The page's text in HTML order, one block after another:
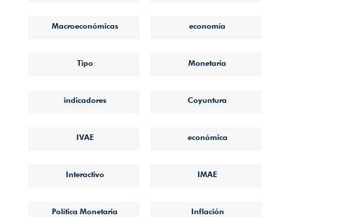
Macroeconómicas economía
Tipo Monetaria
indicadores Coyuntura
IVAE económica
Interactivo IMAE
Política Monetaria Inflación